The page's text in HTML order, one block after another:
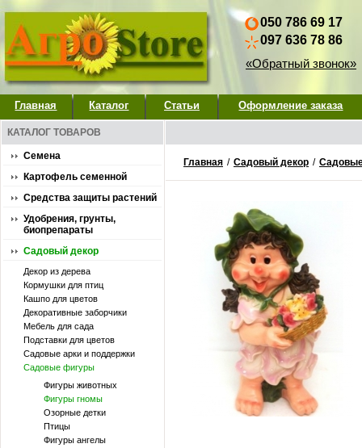
050 786 69 17
097 636 78 86
«Обратный звонок»
Главная Каталог Статьи Оформление заказа
КАТАЛОГ ТОВАРОВ
Семена
Картофель семенной
Средства защиты растений
Удобрения, грунты,
биопрепараты
Садовый декор
Декор из дерева
Кормушки для птиц
Кашпо для цветов
Декоративные заборчики
Мебель для сада
Подставки для цветов
Садовые арки и поддержки
Садовые фигуры
Фигуры животных
Фигуры гномы
Озорные детки
Птицы
Фигуры ангелы
Главная / Садовый декор /